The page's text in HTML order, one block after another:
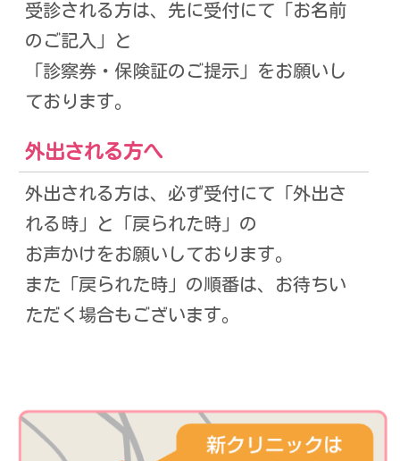
受診される方は、先に受付にて「お名前
のご記入」と
「診察券・保険証のご提示」をお願いし
ております。
外出される方へ
外出される方は、必ず受付にて「外出さ
れる時」と「戻られた時」の
お声かけをお願いしております。
また「戻られた時」の順番は、お待ちい
ただく場合もございます。